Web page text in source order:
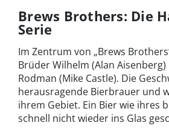
Brews Brothers: Die
Serie
Im Zentrum von „Brews
Brüder Wilhelm (Alan
Rodman (Mike Castle). Die
herausragende Bierbrauer und
ihrem Gebiet. Ein Bier wie ihres
schnell nicht wieder ins Glas